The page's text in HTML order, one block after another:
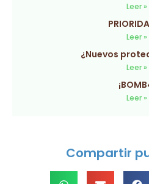
Leer »
Leer »
¿Nuevos
Leer »
Leer »
Compartir